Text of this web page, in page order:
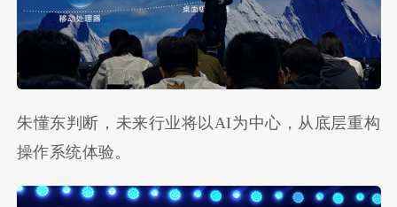
朱懂东判断，未来行业将以AI为中心，从底层重构
操作系统体验。